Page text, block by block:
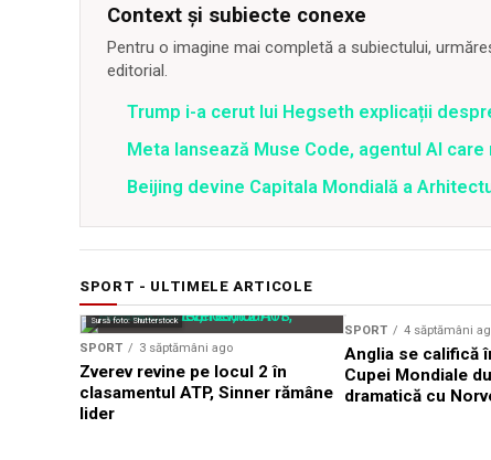
Context și subiecte conexe
Pentru o imagine mai completă a subiectului,
editorial.
Trump i-a cerut lui Hegseth explicații
Meta lansează Muse Code, agentul AI
Beijing devine Capitala Mondială a
SPORT - ULTIMELE ARTICOLE
Sursă foto: Shutterstock
SPORT 3 săptămâni ago
Zverev revine pe locul 2 în
clasamentul ATP, Sinner rămâne
lider
SPORT 4 săptămâni
Anglia se califică
Cupei Mondiale
dramatică cu